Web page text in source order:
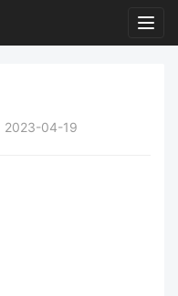
2023-04-19